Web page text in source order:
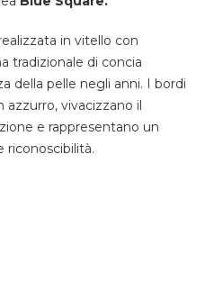
in vitello con
tradizionale di concia
della pelle negli anni. I bordi
vivacizzano il
e rappresentano un
riconoscibilità.